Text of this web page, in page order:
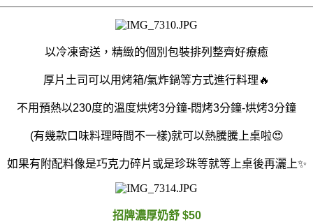
以冷凍寄送，精緻的個別包裝排列整齊好療癒
厚片土司可以用烤箱/氣炸鍋等方式進行料理🔥
不用預熱以230度的溫度烘烤3分鐘-悶烤3分鐘-烘烤3分鐘
(有幾款口味料理時間不一樣)就可以熱騰騰上桌啦😍
如果有附配料像是巧克力碎片或是珍珠等就等上桌後再灑上✨
招牌濃厚奶舒 $50